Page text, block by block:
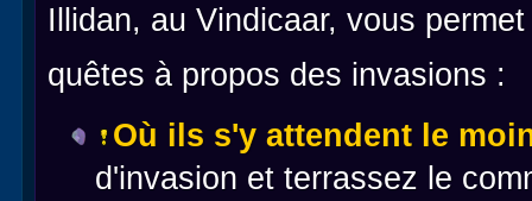
Illidan, au Vindicaar, vous
quêtes à propos des invasions :
Où ils s'y attendent le
d'invasion et terrassez le